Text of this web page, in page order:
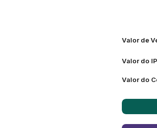
Valor de
Valor do
Valor do